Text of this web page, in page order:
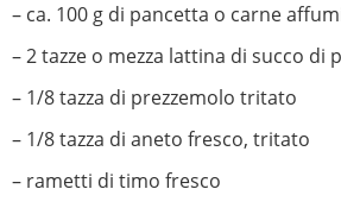
– ca. 100 g di pancetta o carne
– 2 tazze o mezza lattina di succo di
– 1/8 tazza di prezzemolo tritato
– 1/8 tazza di aneto fresco, tritato
– rametti di timo fresco